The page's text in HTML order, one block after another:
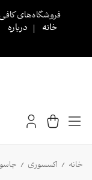
فروشگاه‌های
خانه
درباره
خانه / اکسسوری /